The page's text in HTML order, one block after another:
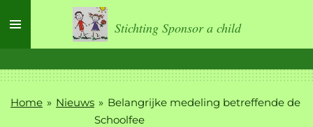
direct
de
hoofdinhoud
Stichting Sponsor a child
Home » Nieuws » Belangrijke medeling betreffende de
Schoolfee